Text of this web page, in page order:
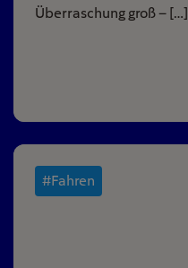
Überraschung groß – […]
#Fahren